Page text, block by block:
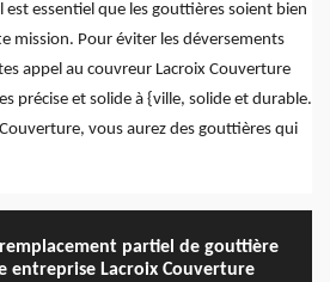
essentiel que les gouttières soient bien
mission. Pour éviter les déversements
appel au couvreur Lacroix Couverture
précise et solide à {ville, solide et durable.
vous aurez des gouttières qui
partiel de gouttière
entreprise Lacroix Couverture